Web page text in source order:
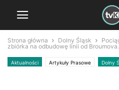
Strona główna Dolny Śląsk
zbiórka na odbudowę linii od
Aktualności Artykuły Prasowe Dolny